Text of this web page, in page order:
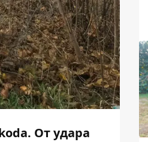
От удара